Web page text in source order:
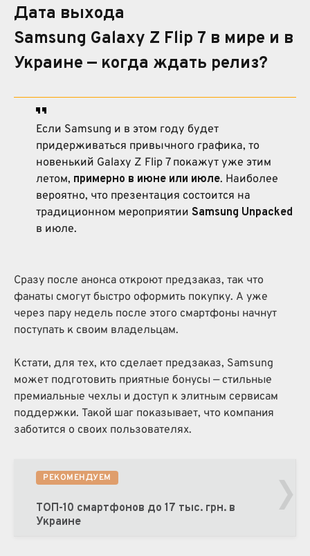
Дата выхода
Samsung Galaxy Z Flip 7 в мире и в
Украине — когда ждать релиз?
Если Samsung и в этом году будет
придерживаться привычного графика, то
новенький Galaxy Z Flip 7 покажут уже этим
летом, примерно в июне или июле. Наиболее
вероятно, что презентация состоится на
традиционном мероприятии Samsung Unpacked
в июле.
Сразу после анонса откроют предзаказ, так что
фанаты смогут быстро оформить покупку. А уже
через пару недель после этого смартфоны начнут
поступать к своим владельцам.
Кстати, для тех, кто сделает предзаказ, Samsung
может подготовить приятные бонусы — стильные
премиальные чехлы и доступ к элитным сервисам
поддержки. Такой шаг показывает, что компания
заботится о своих пользователях.
РЕКОМЕНДУЕМ
ТОП-10 смартфонов до 17 тыс. грн. в
Украине
›